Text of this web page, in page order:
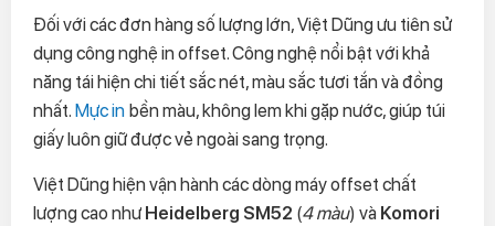
Đối với các đơn hàng số lượng lớn, Việt Dũng ưu tiên sử
dụng công nghệ in offset. Công nghệ nổi bật với khả
năng tái hiện chi tiết sắc nét, màu sắc tươi tắn và đồng
nhất. Mực in bền màu, không lem khi gặp nước, giúp túi
giấy luôn giữ được vẻ ngoài sang trọng.
Việt Dũng hiện vận hành các dòng máy offset chất
lượng cao như Heidelberg SM52 (4 màu) và Komori